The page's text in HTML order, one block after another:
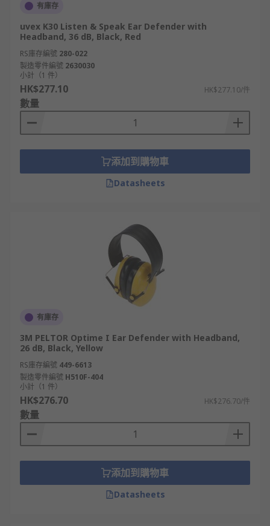
有庫存
uvex K30 Listen & Speak Ear Defender with
Headband, 36 dB, Black, Red
RS庫存編號 280-022
製造零件編號 2630030
小計（1 件）
HK$277.10 HK$277.10/件
數量
添加到購物車
Datasheets
有庫存
3M PELTOR Optime I Ear Defender with Headband,
26 dB, Black, Yellow
RS庫存編號 449-6613
製造零件編號 H510F-404
小計（1 件）
HK$276.70 HK$276.70/件
數量
添加到購物車
Datasheets